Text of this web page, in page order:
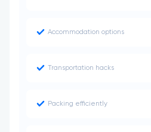
Accommodation options
Transportation hacks
Packing efficiently